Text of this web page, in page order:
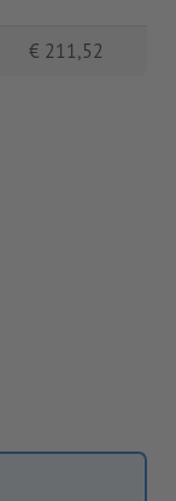
€ 211,52